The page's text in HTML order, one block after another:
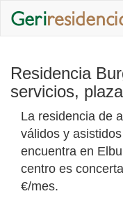
Residencia
servicios,
La residencia de
válidos y
encuentra en
centro es
€/mes.